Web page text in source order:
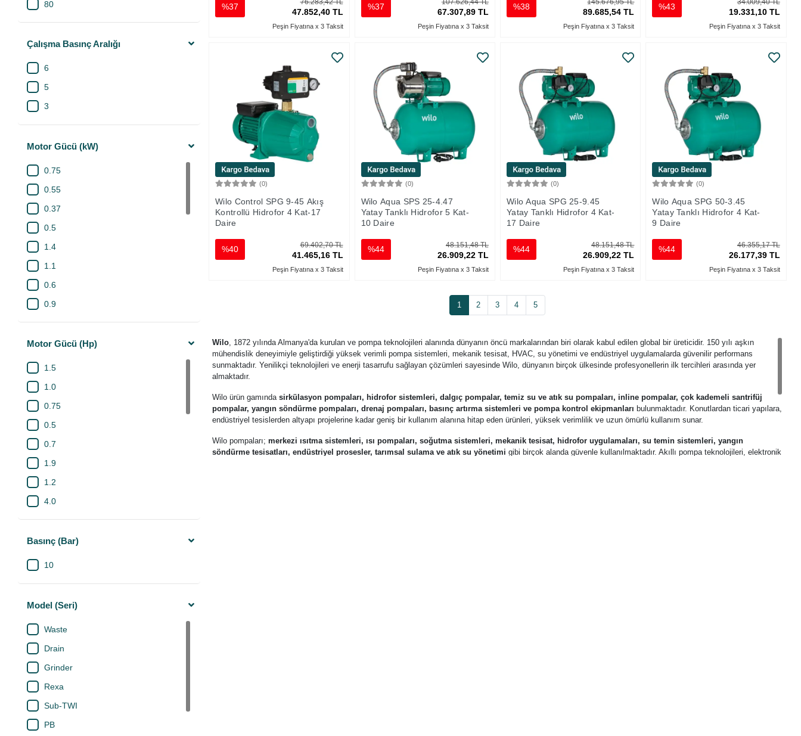
Az Kirli Sular
Yağmur Suyu Drenaj
Gri Su Transferi
Yeraltu Su Drenaj
Sulama
Yağmurlama
Tahliye
Soğutma
Tam Hijyenik
Isıtma ve Soğutma
Su Arıtma
80
50
19
Çalışma Basınç Aralığı
6
5
3
Motor Gücü (kW)
0.75
0.55
0.37
0.5
1.4
1.1
0.6
0.9
0.4
0.2
1.5
Motor Gücü (Hp)
1.5
1.0
0.75
0.5
0.7
1.9
1.2
4.0
3.0
2.5
2x4.0
2x3.0
2x2.0
2x1.5
2x2.5
2.4
Basınç (Bar)
10
Model (Seri)
Waste
Drain
Grinder
Rexa
Sub-TWI
PB
76.283,42 TL
47.852,40 TL
%37
Peşin Fiyatına x 3 Taksit
107.626,44 TL
67.307,89 TL
%37
Peşin Fiyatına x 3 Taksit
145.676,95 TL
89.685,54 TL
%38
Peşin Fiyatına x 3 Taksit
34.009,40 TL
19.331,10 TL
%43
Peşin Fiyatına x 3 Taksit
(0)
Wilo Control SPG 9-45 Akış
Kontrollü Hidrofor 4 Kat-17
Daire
69.402,70 TL
41.465,16 TL
%40
Peşin Fiyatına x 3 Taksit
(0)
Wilo Aqua SPS 25-4.47
Yatay Tanklı Hidrofor 5 Kat-
10 Daire
48.151,48 TL
26.909,22 TL
%44
Peşin Fiyatına x 3 Taksit
(0)
Wilo Aqua SPG 25-9.45
Yatay Tanklı Hidrofor 4 Kat-
17 Daire
48.151,48 TL
26.909,22 TL
%44
Peşin Fiyatına x 3 Taksit
(0)
Wilo Aqua SPG 50-3.45
Yatay Tanklı Hidrofor 4 Kat-
9 Daire
46.355,17 TL
26.177,39 TL
%44
Peşin Fiyatına x 3 Taksit
1 2 3 4 5
Wilo , 1872 yılında Almanya'da kurulan ve pompa teknolojileri alanında dünyanın öncü markalarından biri olarak kabul edilen global bir üreticidir. 150 yılı aşkın
mühendislik deneyimiyle geliştirdiği yüksek verimli pompa sistemleri, mekanik tesisat, HVAC, su yönetimi ve endüstriyel uygulamalarda güvenilir performans
sunmaktadır. Yenilikçi teknolojileri ve enerji tasarrufu sağlayan çözümleri sayesinde Wilo, dünyanın birçok ülkesinde profesyonellerin ilk tercihleri arasında yer
almaktadır.
Wilo ürün gamındasirkülasyon pompaları, hidrofor sistemleri, dalgıç pompalar, temiz su ve atık su pompaları, inline pompalar, çok kademeli santrifüj
pompalar, yangın söndürme pompaları, drenaj pompaları, basınç artırma sistemleri ve pompa kontrol ekipmanları bulunmaktadır. Konutlardan ticari yapılara,
endüstriyel tesislerden altyapı projelerine kadar geniş bir kullanım alanına hitap eden ürünleri, yüksek verimlilik ve uzun ömürlü kullanım sunar.
Wilo pompaları;merkezi ısıtma sistemleri, ısı pompaları, soğutma sistemleri, mekanik tesisat, hidrofor uygulamaları, su temin sistemleri, yangın
söndürme tesisatları, endüstriyel prosesler, tarımsal sulama ve atık su yönetimi gibi birçok alanda güvenle kullanılmaktadır. Akıllı pompa teknolojileri, elektronik